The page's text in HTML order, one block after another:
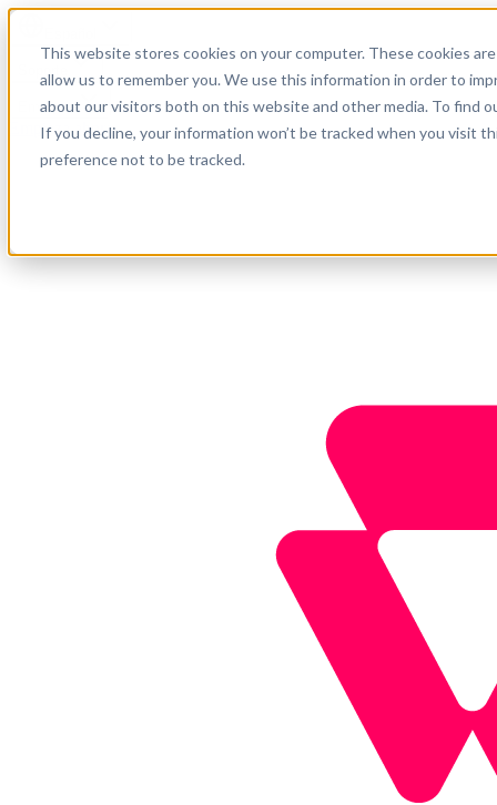
This website stores cookies on your computer. These cookies
allow us to remember you. We use this information in order to
about our visitors both on this website and other media. To find
If you decline, your information won’t be tracked when you visit
preference not to be tracked.
Soporte
Empresa
Empieza ahora